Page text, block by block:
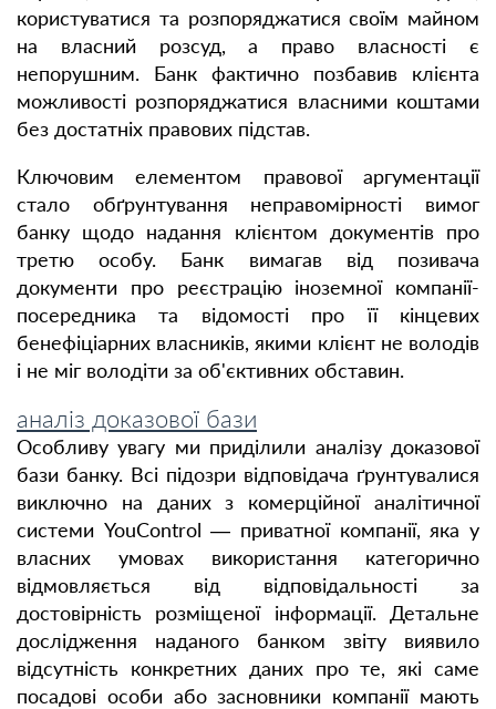
користуватися та розпоряджатися своїм майном
на власний розсуд, а право власності є
непорушним. Банк фактично позбавив клієнта
можливості розпоряджатися власними коштами
без достатніх правових підстав.
Ключовим елементом правової аргументації
стало обґрунтування неправомірності вимог
банку щодо надання клієнтом документів про
третю особу. Банк вимагав від позивача
документи про реєстрацію іноземної компанії-
посередника та відомості про її кінцевих
бенефіціарних власників, якими клієнт не володів
і не міг володіти за об'єктивних обставин.
аналіз доказової бази
Особливу увагу ми приділили аналізу доказової
бази банку. Всі підозри відповідача ґрунтувалися
виключно на даних з комерційної аналітичної
системи YouControl — приватної компанії, яка у
власних умовах використання категорично
відмовляється від відповідальності за
достовірність розміщеної інформації. Детальне
дослідження наданого банком звіту виявило
відсутність конкретних даних про те, які саме
посадові особи або засновники компанії мають